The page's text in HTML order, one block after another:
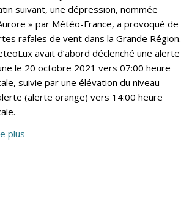
suivant, une dépression, nommée
» par Météo-France, a provoqué de
rafales de vent dans la Grande Région.
avait d’abord déclenché une alerte
le 20 octobre 2021 vers 07:00 heure
suivie par une élévation du niveau
(alerte orange) vers 14:00 heure
plus